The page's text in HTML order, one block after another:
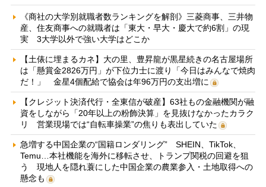
《商社の大学別就職者数ランキングを解剖》三菱商事、三井物
産、住友商事への就職者は「東大・早大・慶大で約6割」の現
実 3大学以外で強い大学はどこか
【土俵に埋まるカネ】大の里、豊昇龍が黒星続きの名古屋場所
は「懸賞金2826万円」が下位力士に渡り「今日はみんなで焼肉
だ！」 金星4個配給で協会は年96万円の支出増に
【クレジット決済代行・全東信が破産】63社もの金融機関が融
資をしながら「20年以上の粉飾決算」を見抜けなかったカラク
リ 営業現場では“自転車操業”の焦りも表出していた
急増する中国企業の“国籍ロンダリング” SHEIN、TikTok、
Temu…本社機能を海外に移転させ、トランプ関税の回避を狙
う 現地人を隠れ蓑にした中国企業の農業参入・土地取得への
懸念も